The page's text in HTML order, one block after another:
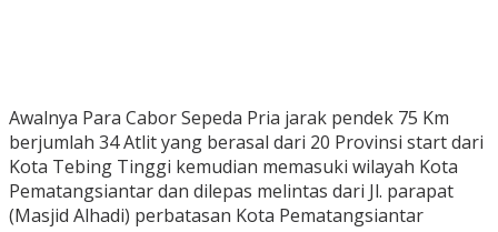
Awalnya Para Cabor Sepeda Pria jarak pendek 75 Km
berjumlah 34 Atlit yang berasal dari 20 Provinsi start dari
Kota Tebing Tinggi kemudian memasuki wilayah Kota
Pematangsiantar dan dilepas melintas dari Jl. parapat
(Masjid Alhadi) perbatasan Kota Pematangsiantar